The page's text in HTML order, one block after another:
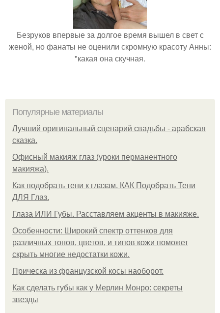
Безруков впервые за долгое время вышел в свет с
женой, но фанаты не оценили скромную красоту Анны:
"какая она скучная.
Популярные материалы
Лучший оригинальный сценарий свадьбы - арабская
сказка.
Офисный макияж глаз (уроки перманентного
макияжа).
Как подобрать тени к глазам. КАК Подобрать Тени
ДЛЯ Глаз.
Глаза ИЛИ Губы. Расставляем акценты в макияже.
Особенности: Широкий спектр оттенков для
различных тонов, цветов, и типов кожи поможет
скрыть многие недостатки кожи.
Прическа из французской косы наоборот.
Как сделать губы как у Мерлин Монро: секреты
звезды